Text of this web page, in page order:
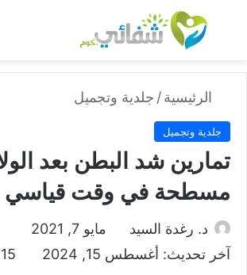
بحث عن
الرئيسية/ جلدية وتجميل
جلدية وتجميل
تمارين شد البطن بعد
مسطحة في وقت قياسي
د. رغدة السيد
مايو 7, 2021
آخر تحديث: أغسطس 15, 2024